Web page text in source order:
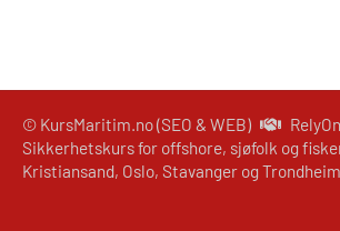
© KursMaritim.no (SEO & WEB)
Sikkerhetskurs for offshore, sjøfolk og
Kristiansand, Oslo, Stavanger og